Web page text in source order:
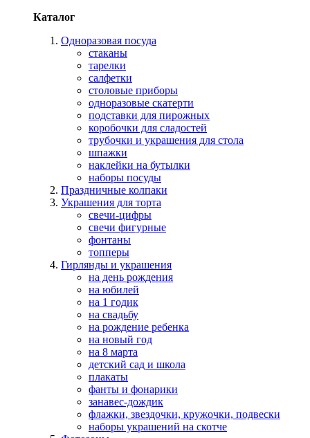
Каталог
Одноразовая посуда
стаканы
тарелки
салфетки
столовые приборы
одноразовые скатерти
подставки для пирожных
коробочки для сладостей
трубочки и украшения для стола
шпажки
наклейки на бутылки
наборы посуды
Праздничные колпаки
Украшения для торта
свечи-цифры
свечи фигурные
фонтаны
топперы
Гирлянды и украшения
на день рождения
на юбилей
на 1 годик
на свадьбу
на рождение ребенка
на новый год
на 8 марта
детский сад и школа
плакаты
фанты и фонарики
занавес-дождик
флажки, звездочки, кружочки, подвески
наборы украшений на скотче